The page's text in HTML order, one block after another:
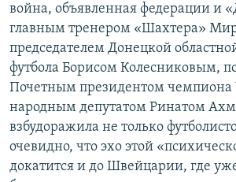
война, объявленная федерации и
главным тренером «Шахтера»
председателем Донецкой
футбола Борисом Колесниковым,
Почетным президентом
народным депутатом Ринатом
взбудоражила не только
очевидно, что эхо этой
докатится и до Швейцарии, где